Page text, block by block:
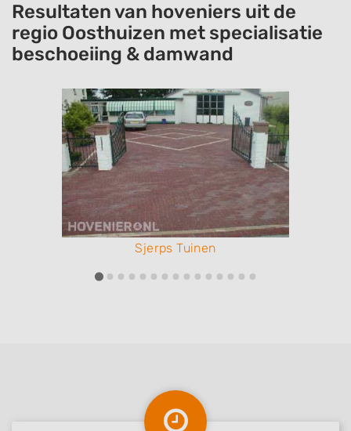
Resultaten van hoveniers uit de
regio Oosthuizen met specialisatie
beschoeiing & damwand
Sjerps Tuinen